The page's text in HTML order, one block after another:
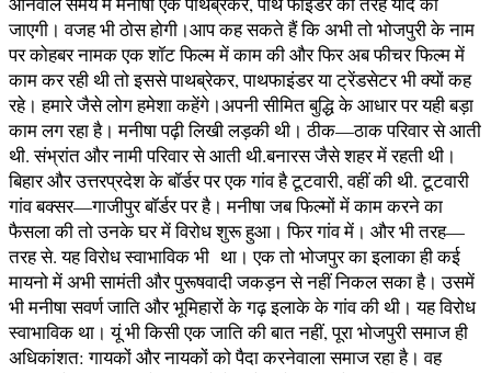
जाएगी। वजह भी ठोस होगी।आप कह सकते हैं कि अभी तो भोजपुरी के नाम
पर कोहबर नामक एक शॉट फिल्म में काम की और फिर अब फीचर फिल्म में
काम कर रही थी तो इससे पाथब्रेकर, पाथफाइंडर या ट्रेंडसेटर भी क्यों कह
रहे। हमारे जैसे लोग हमेशा कहेंगे।अपनी सीमित बुद्धि के आधार पर यही बड़ा
काम लग रहा है। मनीषा पढ़ी लिखी लड़की थी। ठीक—ठाक परिवार से आती
थी. संभ्रांत और नामी परिवार से आती थी.बनारस जैसे शहर में रहती थी।
बिहार और उत्तरप्रदेश के बॉर्डर पर एक गांव है टूटवारी, वहीं की थी. टूटवारी
गांव बक्सर—गाजीपुर बॉर्डर पर है। मनीषा जब फिल्मों में काम करने का
फैसला की तो उनके घर में विरोध शुरू हुआ। फिर गांव में। और भी तरह—
तरह से. यह विरोध स्वाभाविक भी था। एक तो भोजपुर का इलाका ही कई
मायनो में अभी सामंती और पुरूषवादी जकड़न से नहीं निकल सका है। उसमें
भी मनीषा सवर्ण जाति और भूमिहारों के गढ़ इलाके के गांव की थी। यह विरोध
स्वाभाविक था। यूं भी किसी एक जाति की बात नहीं, पूरा भोजपुरी समाज ही
अधिकांशत: गायकों और नायकों को पैदा करनेवाला समाज रहा है। वह